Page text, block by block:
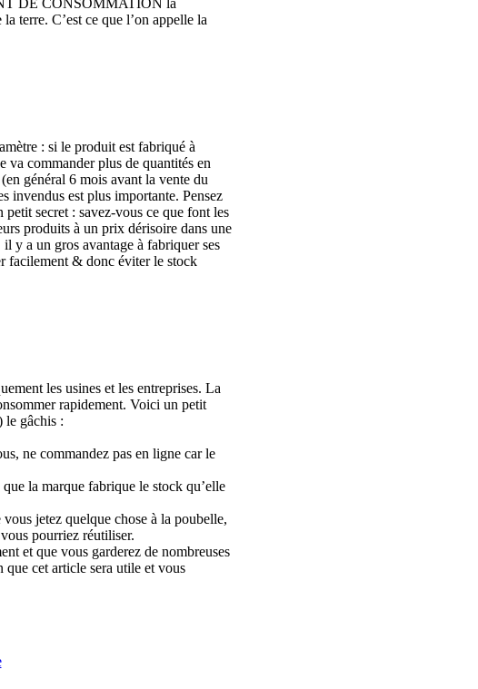
terre. C’est ce que l’on appelle la
: si le produit est fabriqué à
va commander plus de quantités en
général 6 mois avant la vente du
invendus est plus importante. Pensez
secret : savez-vous ce que font les
produits à un prix dérisoire dans une
y a un gros avantage à fabriquer ses
facilement & donc éviter le stock
les usines et les entreprises. La
rapidement. Voici un petit
le gâchis :
ne commandez pas en ligne car le
la marque fabrique le stock qu’elle
jetez quelque chose à la poubelle,
pourriez réutiliser.
et que vous garderez de nombreuses
que cet article sera utile et vous